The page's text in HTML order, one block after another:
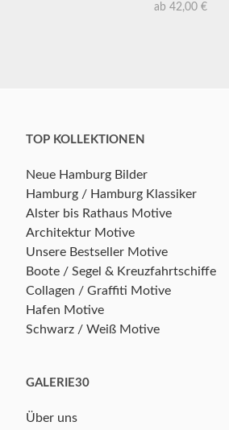
ab 42,00 €
TOP KOLLEKTIONEN
Neue Hamburg Bilder
Hamburg / Hamburg Klassiker
Alster bis Rathaus Motive
Architektur Motive
Unsere Bestseller Motive
Boote / Segel & Kreuzfahrtschiffe
Collagen / Graffiti Motive
Hafen Motive
Schwarz / Weiß Motive
GALERIE30
Über uns